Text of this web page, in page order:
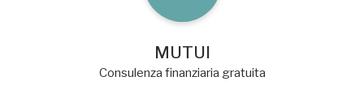
MUTUI
Consulenza finanziaria gratuita